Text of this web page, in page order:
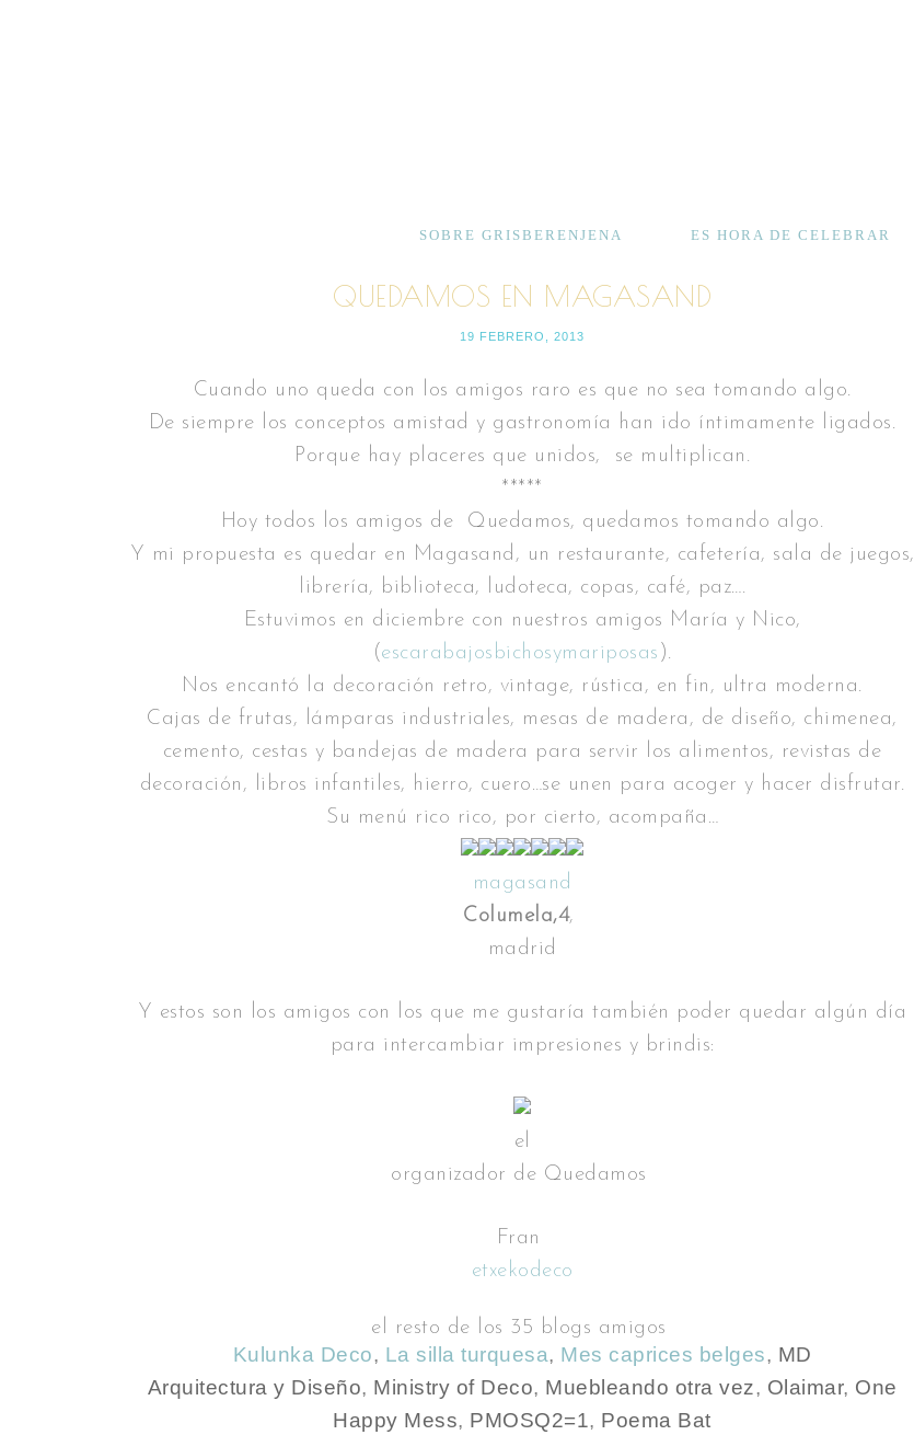
SOBRE GRISBERENJENA ES HORA DE CELEBRAR
QUEDAMOS EN MAGASAND
19 FEBRERO, 2013
Cuando uno queda con los amigos raro es que no sea tomando algo.
De siempre los conceptos amistad y gastronomía han ido íntimamente ligados.
Porque hay placeres que unidos, se multiplican.
*****
Hoy todos los amigos de Quedamos, quedamos tomando algo.
Y mi propuesta es quedar en Magasand, un restaurante, cafetería, sala de juegos,
librería, biblioteca, ludoteca, copas, café, paz….
Estuvimos en diciembre con nuestros amigos María y Nico,
(escarabajosbichosymariposas ).
Nos encantó la decoración retro, vintage, rústica, en fin, ultra moderna.
Cajas de frutas, lámparas industriales, mesas de madera, de diseño, chimenea,
cemento, cestas y bandejas de madera para servir los alimentos, revistas de
decoración, libros infantiles, hierro, cuero…se unen para acoger y hacer disfrutar.
Su menú rico rico, por cierto, acompaña…
magasand
Columela,4,
madrid
Y estos son los amigos con los que me gustaría también poder quedar algún día
para intercambiar impresiones y brindis:
el
organizador de Quedamos
Fran
etxekodeco
el resto de los 35 blogs amigos
Kulunka Deco, La silla turquesa, Mes caprices belges, MD
Arquitectura y Diseño, Ministry of Deco, Muebleando otra vez, Olaimar, One
Happy Mess, PMOSQ2=1, Poema Bat